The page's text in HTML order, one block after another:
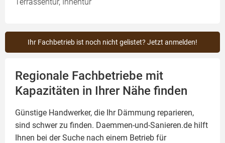
Ihr Fachbetrieb ist noch nicht gelistet? Jetzt anmelden!
Regionale Fachbetriebe mit
Kapazitäten in Ihrer Nähe finden
Günstige Handwerker, die Ihr Dämmung reparieren,
sind schwer zu finden. Daemmen-und-Sanieren.de hilft
Ihnen bei der Suche nach einem Betrieb für